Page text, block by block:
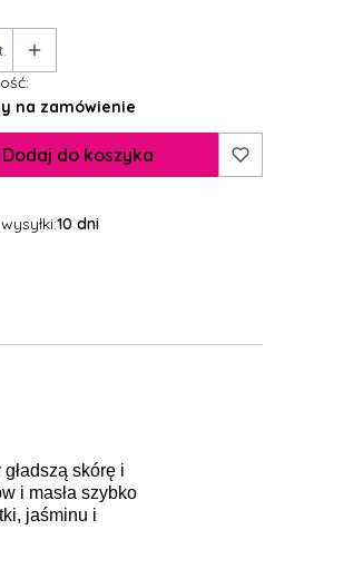
na zamówienie
Dodaj do koszyka
10 dni
skórę i
i masła szybko
jaśminu i